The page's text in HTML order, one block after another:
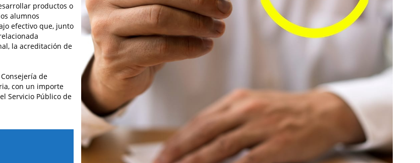
productos o
alumnos
efectivo que, junto
la acreditación de
de
con un importe
Servicio Público de